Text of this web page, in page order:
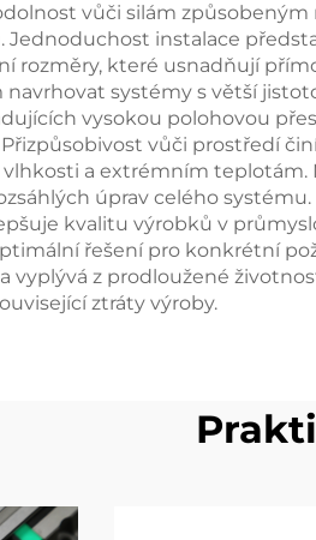
vůči silám
Jednoduchost instalace
rozměry, které usnadňují
systémy s větší
vysokou polohovou
vůči prostředí
a extrémním
úprav celého
kvalitu výrobků v
řešení pro konkrétní
vyplývá z prodloužené
ztráty výroby.